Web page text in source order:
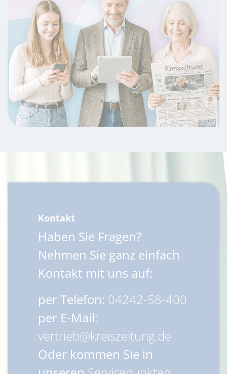
Kontakt
Haben Sie Fragen?
Nehmen Sie ganz einfach
Kontakt mit uns auf:
per Telefon: 04242-58-400
per E-Mail:
vertrieb@kreiszeitung.de
Oder kommen Sie in